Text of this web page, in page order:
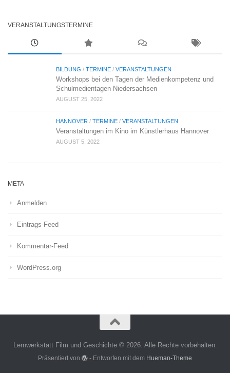
VERANSTALTUNGSTERMINE
BILDUNG / TERMINE / VERANSTALTUNGEN
Workshops bei den Tagen der Medienkompetenz und
Schulmedientagen Niedersachsen
AUGUST 25, 2022
HANNOVER / TERMINE / VERANSTALTUNGEN
Veranstaltungen im Kino im Künstlerhaus Hannover
AUGUST 5, 2022
META
Anmelden
Eintrags-Feed
Kommentar-Feed
WordPress.org
Lernwerkstatt Film und Geschichte © 2026. Alle Rechte vorbehalten.
Präsentiert von - Entworfen mit dem Hueman-Theme